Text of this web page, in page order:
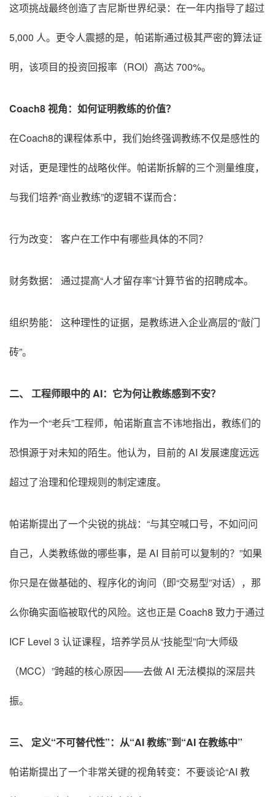
这项挑战最终创造了吉尼斯世界纪录：在一年内指导了超过
5,000 人。更令人震撼的是，帕诺斯通过极其严密的算法证
明，该项目的投资回报率（ROI）高达 700%。
Coach8 视角：如何证明教练的价值？
在Coach8的课程体系中，我们始终强调教练不仅是感性的
对话，更是理性的战略伙伴。帕诺斯拆解的三个测量维度，
与我们培养“商业教练”的逻辑不谋而合：
行为改变： 客户在工作中有哪些具体的不同？
财务数据： 通过提高“人才留存率”计算节省的招聘成本。
组织势能： 这种理性的证据，是教练进入企业高层的“敲门
砖”。
二、 工程师眼中的 AI：它为何让教练感到不安？
作为一个“老兵”工程师，帕诺斯直言不讳地指出，教练们的
恐惧源于对未知的陌生。他认为，目前的 AI 发展速度远远
超过了治理和伦理规则的制定速度。
帕诺斯提出了一个尖锐的挑战：“与其空喊口号，不如问问
自己，人类教练做的哪些事，是 AI 目前可以复制的？”如果
你只是在做基础的、程序化的询问（即“交易型”对话），那
么你确实面临被取代的风险。这也正是 Coach8 致力于通过
ICF Level 3 认证课程，培养学员从“技能型”向“大师级
（MCC）”跨越的核心原因——去做 AI 无法模拟的深层共
振。
三、 定义“不可替代性”：从“AI 教练”到“AI 在教练中”
帕诺斯提出了一个非常关键的视角转变：不要谈论“AI 教